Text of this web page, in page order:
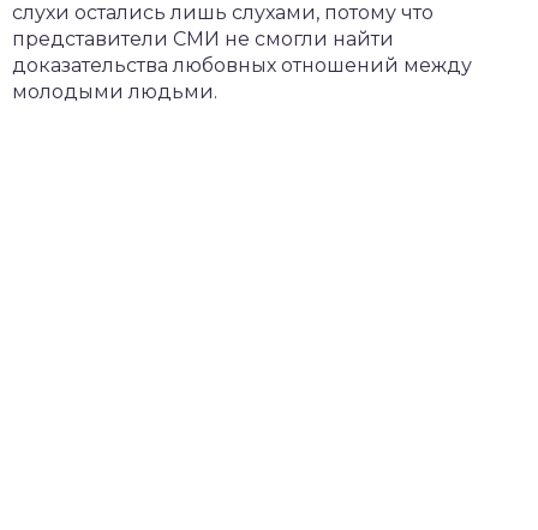
слухи остались лишь слухами, потому что
представители СМИ не смогли найти
доказательства любовных отношений между
молодыми людьми.